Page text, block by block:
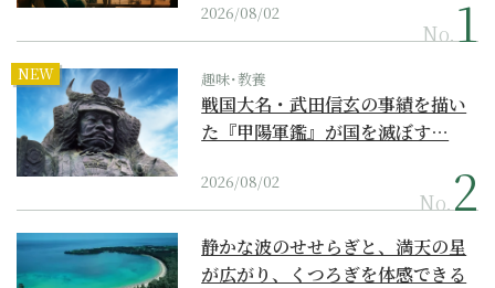
2026/08/02
No.
NEW 趣味･教養
戦国大名・武田信玄の事績を描い
た『甲陽軍鑑』が国を滅ぼす…
2026/08/02
No.
静かな波のせせらぎと、満天の星
が広がり、くつろぎを体感できる